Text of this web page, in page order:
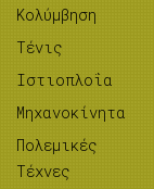
Κολύμβηση
Τένις
Ιστιοπλοΐα
Μηχανοκίνητα
Πολεμικές
Τέχνες